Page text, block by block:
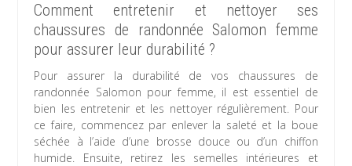
Comment entretenir et nettoyer ses
chaussures de randonnée Salomon femme
pour assurer leur durabilité ?
Pour assurer la durabilité de vos chaussures de
randonnée Salomon pour femme, il est essentiel de
bien les entretenir et les nettoyer régulièrement. Pour
ce faire, commencez par enlever la saleté et la boue
séchée à l’aide d’une brosse douce ou d’un chiffon
humide. Ensuite, retirez les semelles intérieures et